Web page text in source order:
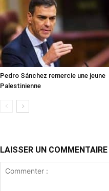
Pedro Sánchez remercie une jeune
Palestinienne
LAISSER UN COMMENTAIRE